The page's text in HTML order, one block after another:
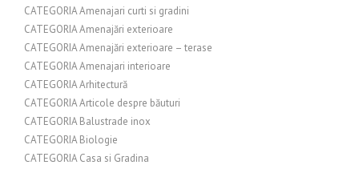
CATEGORIA Amenajari curti si gradini
CATEGORIA Amenajări exterioare
CATEGORIA Amenajări exterioare – terase
CATEGORIA Amenajari interioare
CATEGORIA Arhitectură
CATEGORIA Articole despre băuturi
CATEGORIA Balustrade inox
CATEGORIA Biologie
CATEGORIA Casa si Gradina